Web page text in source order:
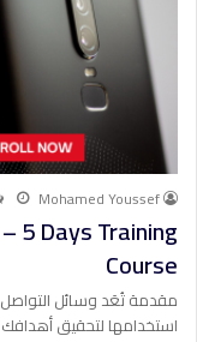
Mohamed Youssef
5 Days Training
Course
مقدمة تُعَد وسائل
استخدامها لتحقيق